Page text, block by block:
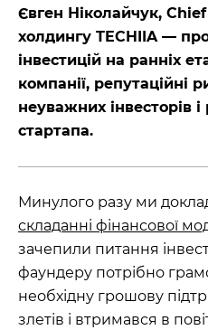
Євген Ніколайчук,
холдингу TECHIIA —
інвестицій на ранніх
компанії, репутаційні
неуважних інвесторів
стартапа.
Минулого разу ми
складанні фінансової
зачепили питання
фаундеру потрібно
необхідну грошову
злетів і втримався в